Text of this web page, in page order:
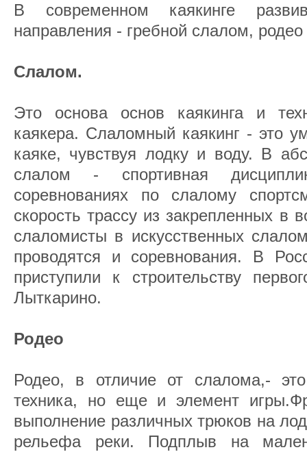
В современном каякинге
направления - гребной слалом,
Слалом.
Это основа основ каякинга и
каякера. Слаломный каякинг - это
каяке, чувствуя лодку и воду. В
слалом - спортивная
соревнованиях по слалому
скорость трассу из закрепленных в
слаломисты в искусственных
проводятся и соревнования. В
приступили к строительству
Лыткарино.
Родео
Родео, в отличие от слалома,-
техника, но еще и элемент
выполнение различных трюков на
рельефа реки. Подплыв на